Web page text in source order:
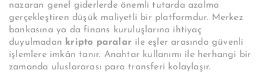
nazaran genel giderlerde önemli tutarda azalma
gerçekleştiren düşük maliyetli bir platformdur.
Merkez
bankasına ya da finans kuruluşlarına ihtiyaç
duyulmadan kripto paralar ile eşler arasında güvenli
işlemlere imkân tanır. Anahtar kullanımı ile herhangi bir
zamanda uluslararası para transferi kolaylaşır.